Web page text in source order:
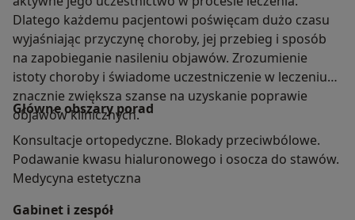
Dlatego każdemu pacjentowi poświęcam dużo czasu
wyjaśniając przyczynę choroby, jej przebieg i sposób
na zapobieganie nasileniu objawów. Zrozumienie
istoty choroby i świadome uczestniczenie w leczeniu
znacznie zwiększa szanse na uzyskanie poprawie
objawów klinicznych.
Główne obszary porad
Konsultacje ortopedyczne. Blokady przeciwbólowe.
Podawanie kwasu hialuronowego i osocza do stawów.
Medycyna estetyczna
Gabinet i zespół